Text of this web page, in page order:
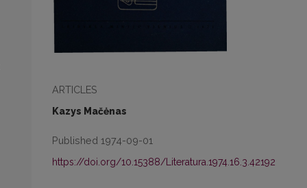
ARTICLES
Kazys Mačėnas
Published 1974-09-01
https://doi.org/10.15388/Literatura.1974.16.3.42192